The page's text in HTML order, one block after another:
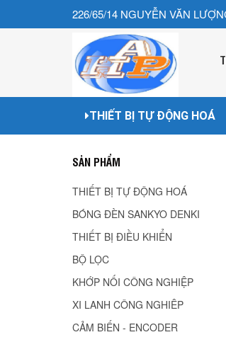
226/65/14 NGUYỄN VĂN
THIẾT BỊ TỰ ĐỘNG HOÁ
SẢN PHẨM
THIẾT BỊ TỰ ĐỘNG HOÁ
BÓNG ĐÈN SANKYO DENKI
THIẾT BỊ ĐIỀU KHIỂN
BỘ LỌC
KHỚP NỐI CÔNG NGHIỆP
XI LANH CÔNG NGHIÊP
CẢM BIẾN - ENCODER